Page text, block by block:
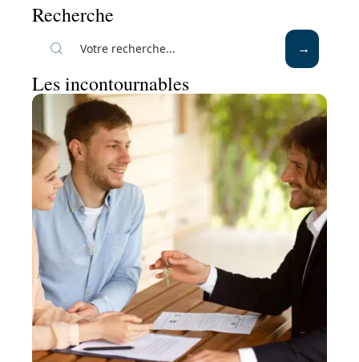
Recherche
Les incontournables